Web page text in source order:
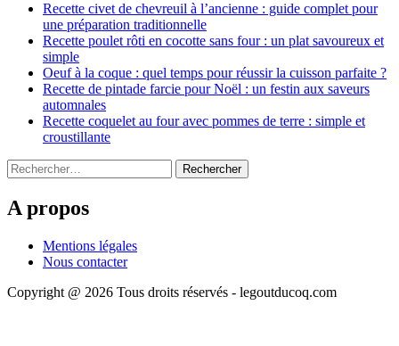
Recette civet de chevreuil à l’ancienne : guide complet pour
une préparation traditionnelle
Recette poulet rôti en cocotte sans four : un plat savoureux et
simple
Oeuf à la coque : quel temps pour réussir la cuisson parfaite ?
Recette de pintade farcie pour Noël : un festin aux saveurs
automnales
Recette coquelet au four avec pommes de terre : simple et
croustillante
Rechercher :
A propos
Mentions légales
Nous contacter
Copyright @ 2026 Tous droits réservés - legoutducoq.com